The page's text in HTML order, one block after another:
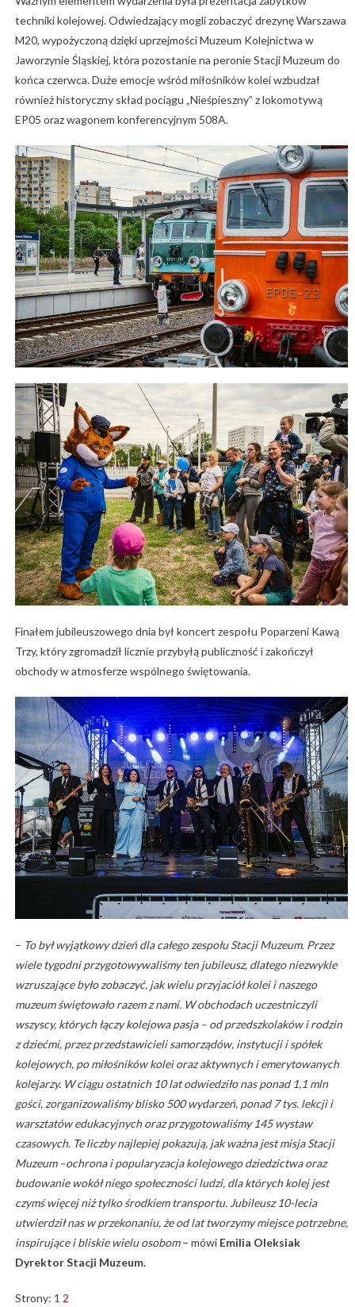
techniki kolejowej. Odwiedzający mogli zobaczyć drezynę Warszawa
M20, wypożyczoną dzięki uprzejmości Muzeum Kolejnictwa w
Jaworzynie Śląskiej, która pozostanie na peronie Stacji Muzeum do
końca czerwca. Duże emocje wśród miłośników kolei wzbudzał
również historyczny skład pociągu „Nieśpieszny” z lokomotywą
EP05 oraz wagonem konferencyjnym 508A.
Finałem jubileuszowego dnia był koncert zespołu Poparzeni Kawą
Trzy, który zgromadził licznie przybyłą publiczność i zakończył
obchody w atmosferze wspólnego świętowania.
– To był wyjątkowy dzień dla całego zespołu Stacji Muzeum. Przez
wiele tygodni przygotowywaliśmy ten jubileusz, dlatego niezwykle
wzruszające było zobaczyć, jak wielu przyjaciół kolei i naszego
muzeum świętowało razem z nami. W obchodach uczestniczyli
wszyscy, których łączy kolejowa pasja – od przedszkolaków i rodzin
z dziećmi, przez przedstawicieli samorządów, instytucji i spółek
kolejowych, po miłośników kolei oraz aktywnych i emerytowanych
kolejarzy. W ciągu ostatnich 10 lat odwiedziło nas ponad 1,1 mln
gości, zorganizowaliśmy blisko 500 wydarzeń, ponad 7 tys. lekcji i
warsztatów edukacyjnych oraz przygotowaliśmy 145 wystaw
czasowych. Te liczby najlepiej pokazują, jak ważna jest misja Stacji
Muzeum –ochrona i popularyzacja kolejowego dziedzictwa oraz
budowanie wokół niego społeczności ludzi, dla których kolej jest
czymś więcej niż tylko środkiem transportu. Jubileusz 10-lecia
utwierdził nas w przekonaniu, że od lat tworzymy miejsce potrzebne,
inspirujące i bliskie wielu osobom– mówi Emilia Oleksiak
Dyrektor Stacji Muzeum.
Strony: 1 2